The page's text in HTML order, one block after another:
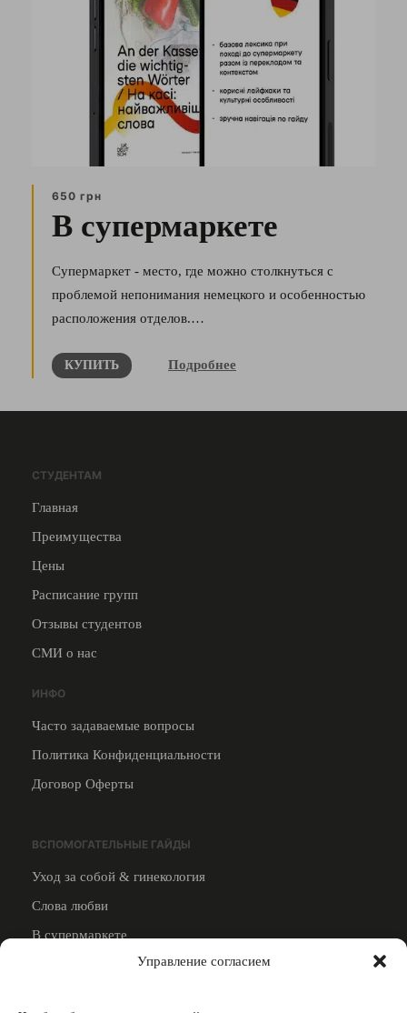
Управление согласием
650 грн
В супермаркете
Супермаркет - место, где можно столкнуться с
проблемой непонимания немецкого и особенностью
расположения отделов.…
КУПИТЬ Подробнее
СТУДЕНТАМ
Главная
Преимущества
Цены
Расписание групп
Отзывы студентов
СМИ о нас
ИНФО
Часто задаваемые вопросы
Политика Конфиденциальности
Договор Оферты
ВСПОМОГАТЕЛЬНЫЕ ГАЙДЫ
Уход за собой & гинекология
Слова любви
В супермаркете